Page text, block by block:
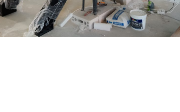
laiptai..”